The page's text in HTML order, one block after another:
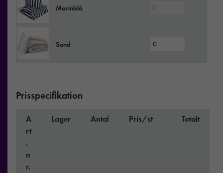
Marinblå
Sand
Prisspecifikation
A
rt
.
n
r.
Lager Antal Pris/st Totalt